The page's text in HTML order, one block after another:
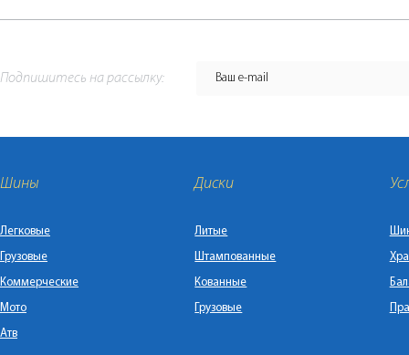
Подпишитесь на рассылку:
Шины
Легковые
Грузовые
Коммерческие
Мото
Атв
Диски
Литые
Штампованные
Кованные
Грузовые